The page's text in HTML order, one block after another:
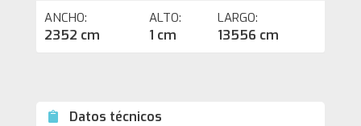
ANCHO:
2352 cm
ALTO:
1 cm
LARGO:
13556 cm
Datos técnicos